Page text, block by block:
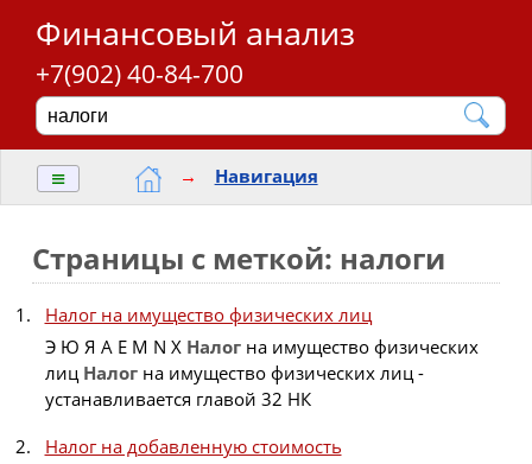
Финансовый анализ
+7(902) 40-84-700
≡ → Навигация
Страницы с меткой: налоги
Налог на имущество физических лиц
Э Ю Я A E M N X Налогна имущество физических
лиц Налогна имущество физических лиц -
устанавливается главой 32 НК
Налог на добавленную стоимость